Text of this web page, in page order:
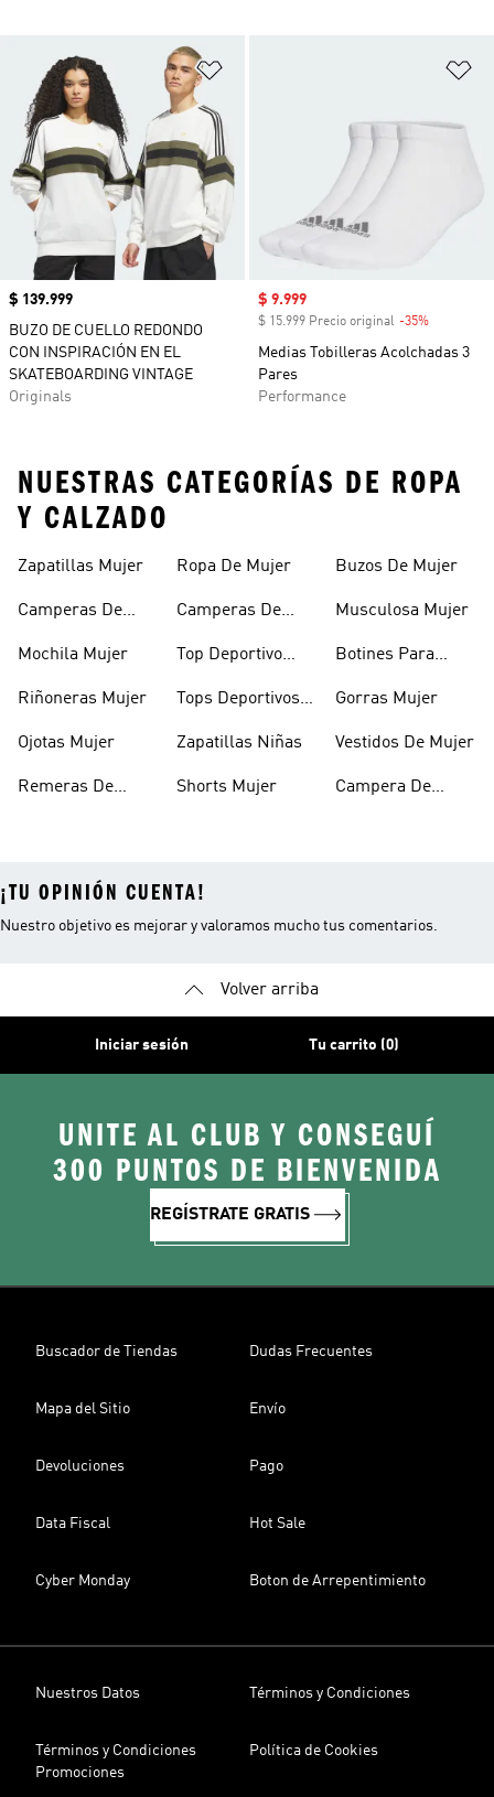
Precio
$ 139.999
BUZO DE CUELLO REDONDO
CON INSPIRACIÓN EN EL
SKATEBOARDING VINTAGE
Originals
Precio de venta
$ 9.999
$ 15.999 Precio original -35%
Medias Tobilleras Acolchadas 3
Pares
Performance
NUESTRAS CATEGORÍAS DE ROPA
Y CALZADO
Zapatillas Mujer
Camperas De
Mochila Mujer
Riñoneras Mujer
Ojotas Mujer
Remeras De
Ropa De Mujer
Camperas De
Top Deportivo
Tops Deportivos
Zapatillas Niñas
Shorts Mujer
Buzos De Mujer
Musculosa Mujer
Botines Para
Gorras Mujer
Vestidos De Mujer
Campera De
¡TU OPINIÓN CUENTA!
Nuestro objetivo es mejorar y valoramos mucho tus comentarios.
Volver arriba
Iniciar sesión Tu carrito (0)
UNITE AL CLUB Y CONSEGUÍ
300 PUNTOS DE BIENVENIDA
REGÍSTRATE GRATIS
Buscador de Tiendas Dudas Frecuentes
Mapa del Sitio Envío
Devoluciones Pago
Data Fiscal Hot Sale
Cyber Monday Boton de Arrepentimiento
Nuestros Datos Términos y Condiciones
Términos y Condiciones
Promociones
Política de Cookies